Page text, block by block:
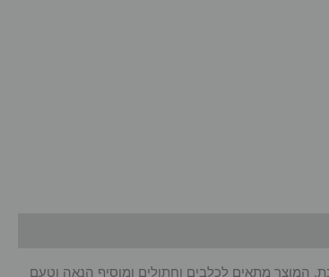
מאוזנת. המוצר מתאים לכלבים וחתולים ומוסיף הנאה וטעם